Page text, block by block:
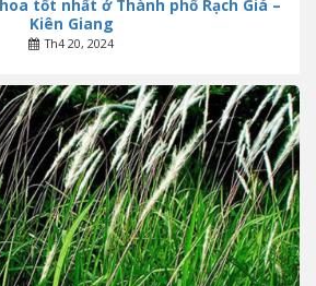
tốt nhất ở Thành phố Rạch Giá –
Kiên Giang
Th4 20, 2024